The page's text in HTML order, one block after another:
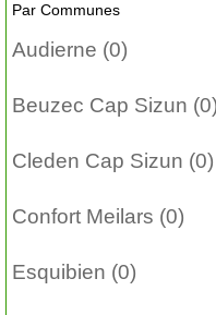
Par Communes
Audierne (0)
Beuzec Cap Sizun (0)
Cleden Cap Sizun (0)
Confort Meilars (0)
Esquibien (0)